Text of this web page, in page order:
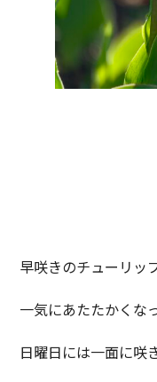
早咲きのチューリッ
一気にあたたかくな
日曜日には一面に咲